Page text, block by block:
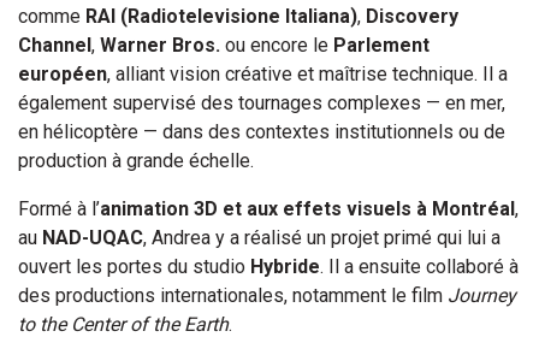
comme RAI (Radiotelevisione Italiana), Discovery
Channel, Warner Bros. ou encore le Parlement
européen, alliant vision créative et maîtrise technique. Il a
également supervisé des tournages complexes — en mer,
en hélicoptère — dans des contextes institutionnels ou de
production à grande échelle.
Formé à l’animation 3D et aux effets visuels à Montréal,
au NAD-UQAC, Andrea y a réalisé un projet primé qui lui a
ouvert les portes du studio Hybride. Il a ensuite collaboré à
des productions internationales, notamment le film Journey
to the Center of the Earth.